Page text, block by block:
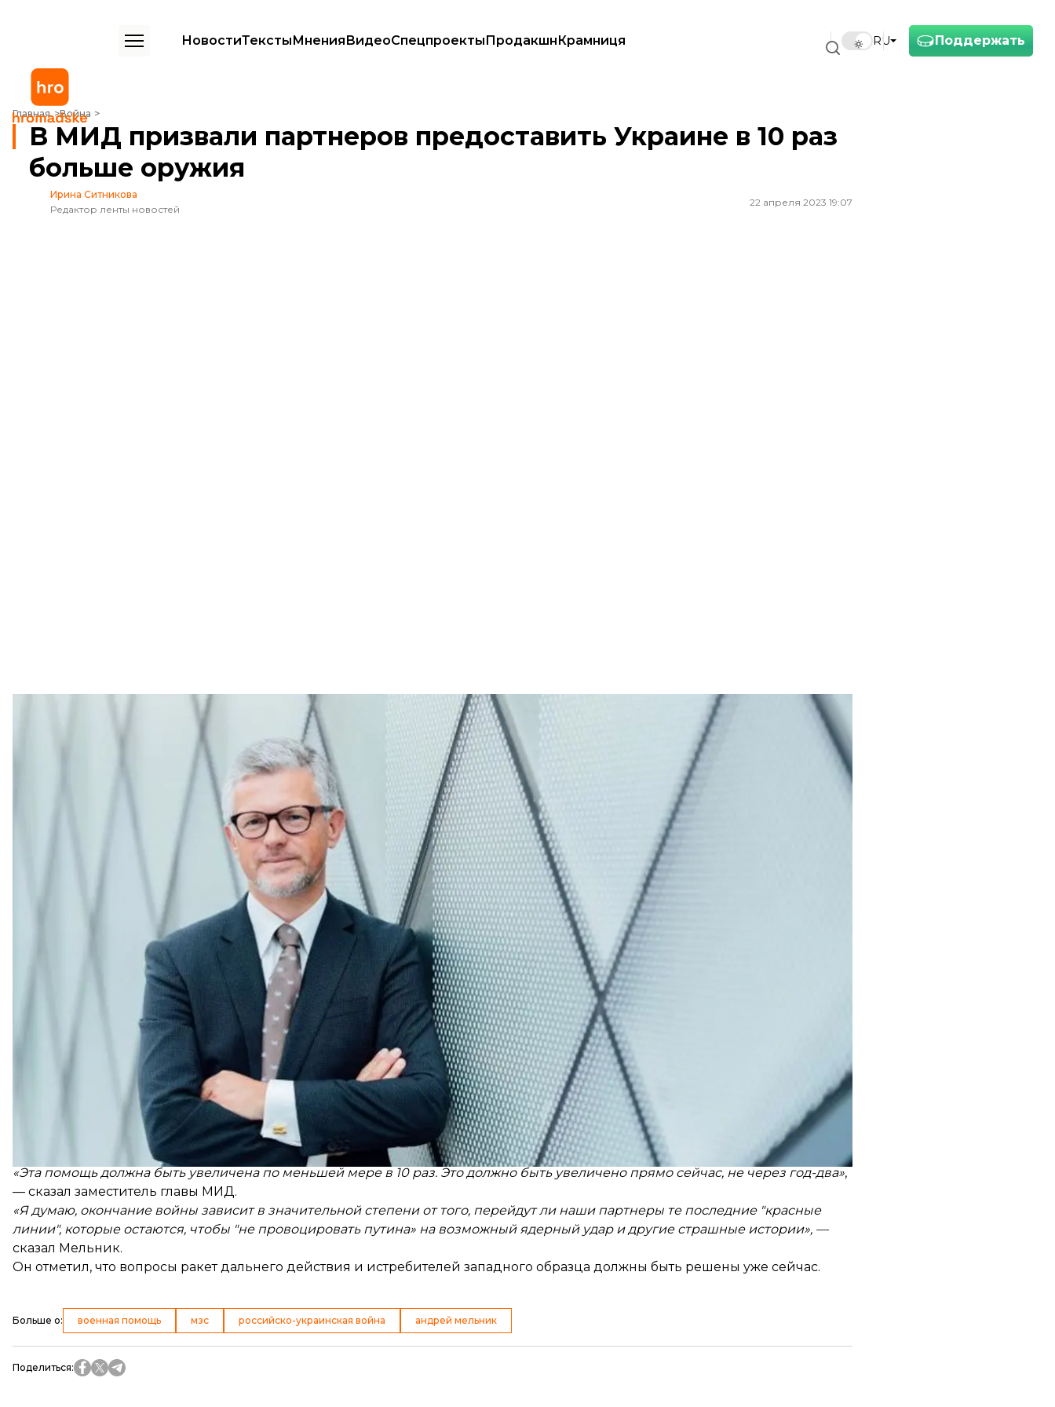
Поддержать
RU
НовостиТекстыМненияВидеоСпецпроектыПродакшнКрамниця
Главная Война
В МИД призвали партнеров предоставить Украине в 10 раз больше оружия
В МИД призвали партнеров предоставить Украине в 10 раз
больше оружия
Ирина Ситникова
Редактор ленты новостей
22 апреля 2023 19:07
Андрей Мельник
МИД Украины
Заместитель министра иностранных дел Украины Андрей Мельник призвал партнеров пересечь все «искусственные
красные линии» и выделить 1% ВВП на поставки оружия ВСУ.
Мельник подчеркнул, что Украина благодарна союзникам за военную помощь, но ее недостаточно и Украине в 2023 году
нужно в 10 раз больше, чтобы покончить с российской агрессией.
Так, глава Пентагона Ллойд Остин сообщил, что члены международной коалиции, поддерживающей Украину, уже оказали
помощь в безопасности на 55 млрд долларов.
«На самом деле большая вроде бы цифра. Но, если сравнить эту войну со Второй мировой, тогда, только если взять лендлиз
правительства США, было предоставлено в ценах тех лет помощи на 55 млрд долларов. В нынешних ценах это будет где-то
700-750-800 млрд долларов»
, —сказалМельник в эфире «Суспильного».
Он заявил, что вопрос увеличения помощи «надо ставить грубо», а союзники Украины должны осознать масштаб этой войны.
«Эта помощь должна быть увеличена по меньшей мере в 10 раз. Это должно быть увеличено прямо сейчас, не через год-два»,
— сказал заместитель главы МИД.
«Я думаю, окончание войны зависит в значительной степени от того, перейдут ли наши партнеры те последние "красные
линии", которые остаются, чтобы "не провоцировать путина» на возможный ядерный удар и другие страшные истории», —
сказал Мельник.
Он отметил, что вопросы ракет дальнего действия и истребителей западного образца должны быть решены уже сейчас.
Больше о: военная помощь мзс российско-украинская война андрей мельник
Поделиться: